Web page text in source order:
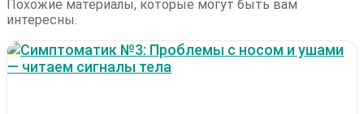
Похожие материалы, которые могут быть вам
интересны.